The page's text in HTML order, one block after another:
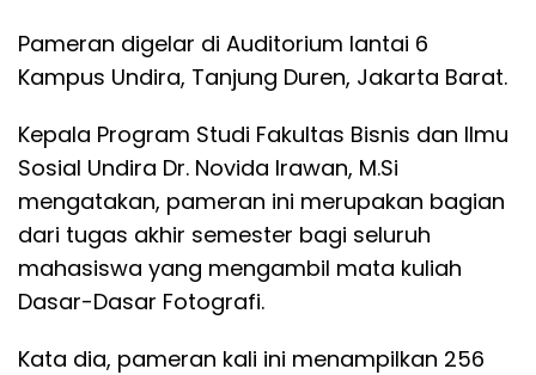
Pameran digelar di Auditorium lantai 6
Kampus Undira, Tanjung Duren, Jakarta Barat.
Kepala Program Studi Fakultas Bisnis dan Ilmu
Sosial Undira Dr. Novida Irawan, M.Si
mengatakan, pameran ini merupakan bagian
dari tugas akhir semester bagi seluruh
mahasiswa yang mengambil mata kuliah
Dasar-Dasar Fotografi.
Kata dia, pameran kali ini menampilkan 256